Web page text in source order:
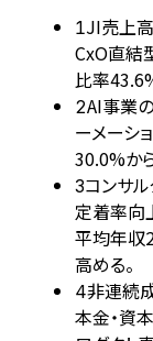
1JI売上
CxO直結
比率
2AI事業
ーメーシ
30.0%か
3コンサ
定着率向
平均年収
高める。
4非連続
本金・資